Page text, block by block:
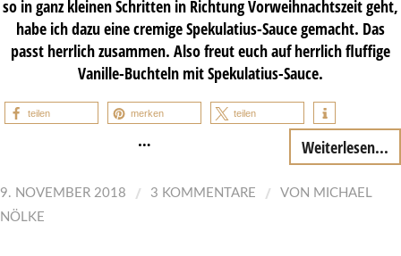
so in ganz kleinen Schritten in Richtung Vorweihnachtszeit geht,
habe ich dazu eine cremige Spekulatius-Sauce gemacht. Das
passt herrlich zusammen. Also freut euch auf herrlich fluffige
Vanille-Buchteln mit Spekulatius-Sauce.
teilen merken teilen
… Weiterlesen...
9. NOVEMBER 2018 / 3 KOMMENTARE / VON MICHAEL
NÖLKE